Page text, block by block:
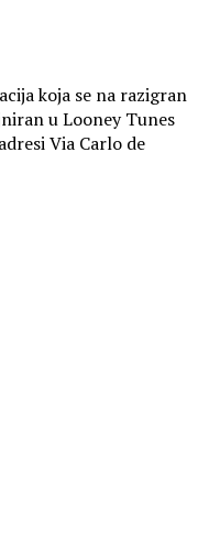
koja se na razigran
u Looney Tunes
Via Carlo de